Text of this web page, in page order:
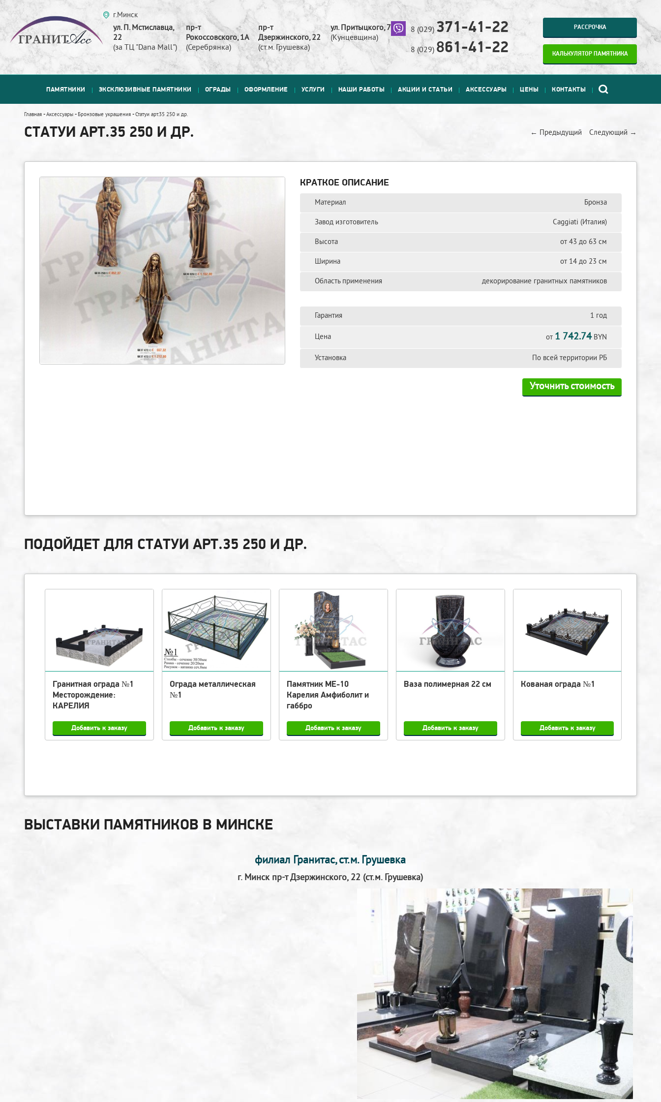
г.Минск
ул. П. Мстиславца,
22
(за ТЦ "Dana Mall")
пр-т
Рокоссовского, 1А
(Серебрянка)
пр-т
Дзержинского, 22
(ст.м. Грушевка)
ул. Притыцкого, 73
(Кунцевщина)
8 (029) 371-41-22
8 (029) 861-41-22
РАССРОЧКА
КАЛЬКУЛЯТОР ПАМЯТНИКА
ПАМЯТНИКИ ЭКСКЛЮЗИВНЫЕ ПАМЯТНИКИ ОГРАДЫ ОФОРМЛЕНИЕ УСЛУГИ НАШИ РАБОТЫ АКЦИИ И СТАТЬИ АКСЕССУАРЫ ЦЕНЫ КОНТАКТЫ
Главная -Аксессуары - Бронзовые украшения -Статуи арт.35 250 и др.
← Предыдущий Следующий →
СТАТУИ АРТ.35 250 И ДР.
КРАТКОЕ ОПИСАНИЕ
Материал Бронза
Завод изготовитель Сaggiati (Италия)
Высота от 43 до 63 см
Ширина от 14 до 23 см
Область применения декорирование гранитных памятников
Гарантия 1 год
Цена от 1 742.74BYN
Установка По всей территории РБ
Уточнить стоимость
ПОДОЙДЕТ ДЛЯ СТАТУИ АРТ.35 250 И ДР.
Гранитная ограда №1
Месторождение:
КАРЕЛИЯ
Ограда металлическая
№1
Памятник МЕ-10
Карелия Амфиболит и
габбро
Ваза полимерная 22 см Кованая ограда №1
ВЫСТАВКИ ПАМЯТНИКОВ В МИНСКЕ
филиал Гранитас, ст.м. Грушевка
г. Минск пр-т Дзержинского, 22 (ст.м. Грушевка)